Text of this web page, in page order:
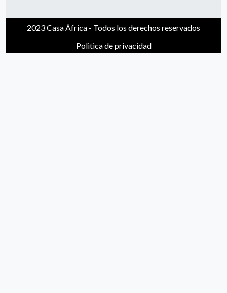
2023 Casa África - Todos los derechos reservados
Politica de privacidad